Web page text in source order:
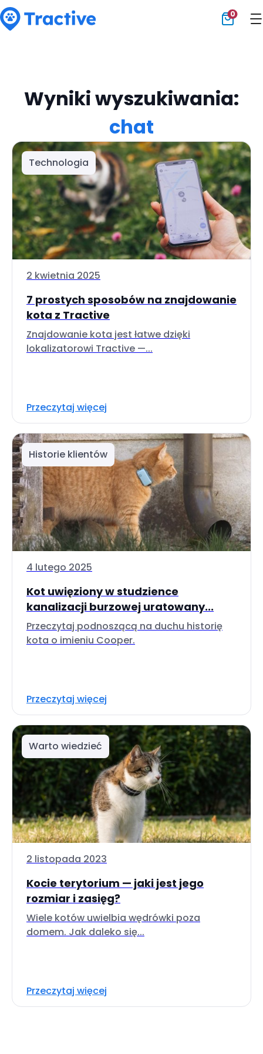
0
Wyniki wyszukiwania:
chat
Technologia
2 kwietnia 2025
7 prostych sposobów na znajdowanie
kota z Tractive
Znajdowanie kota jest łatwe dzięki
lokalizatorowi Tractive —...
Przeczytaj więcej
Historie klientów
4 lutego 2025
Kot uwięziony w studzience
kanalizacji burzowej uratowany...
Przeczytaj podnoszącą na duchu historię
kota o imieniu Cooper.
Przeczytaj więcej
Warto wiedzieć
2 listopada 2023
Kocie terytorium — jaki jest jego
rozmiar i zasięg?
Wiele kotów uwielbia wędrówki poza
domem. Jak daleko się...
Przeczytaj więcej